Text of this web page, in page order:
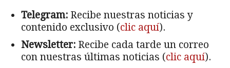
Telegram: Recibe nuestras noticias y
contenido exclusivo (clic aquí).
Newsletter: Recibe cada tarde un correo
con nuestras últimas noticias (clic aquí).